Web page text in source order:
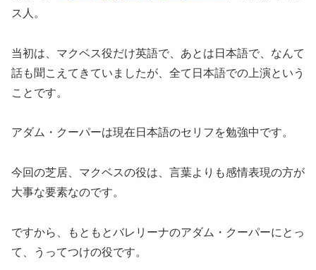
ス人。
当初は、マクベス役だけ英語で、あとは日本語で、なんて
話も聞こえてきていましたが、全て日本語での上演という
ことです。
アダム・クーパーは現在日本語のセリフを勉強中です。
今回の芝居、マクベスの役は、言葉よりも感情表現の方が
大事な要素なのです。
ですから、もともとバレリーナのアダム・クーパーにとっ
て、うってつけの役です。